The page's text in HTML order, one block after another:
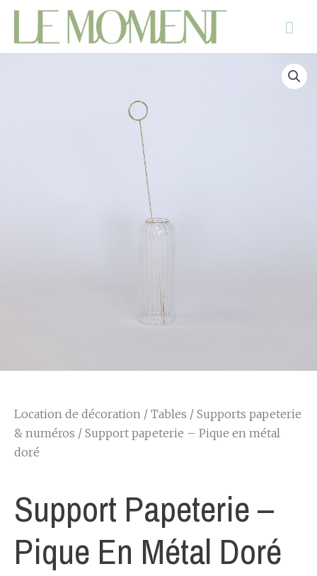
Location de décoration / Tables / Supports papeterie
& numéros / Support papeterie – Pique en métal
doré
Support Papeterie –
Pique En Métal Doré